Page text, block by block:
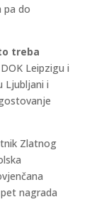
pa do
treba
Leipzigu i
Ljubljani i
Zlatnog
nagrada